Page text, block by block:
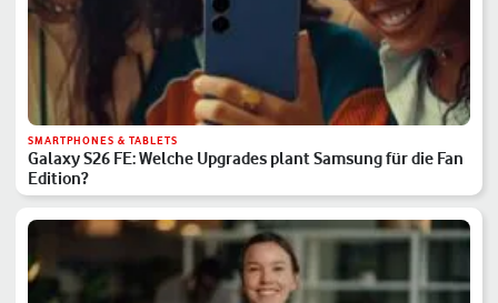
SMARTPHONES & TABLETS
Galaxy S26 FE: Welche Upgrades plant Samsung für die Fan
Edition?